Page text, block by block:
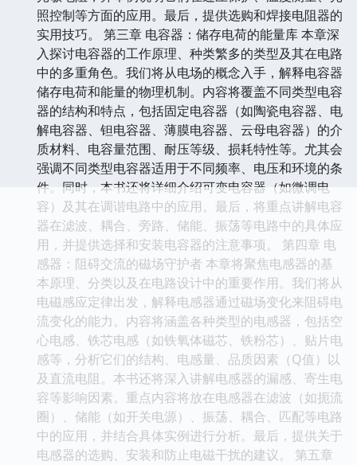
照控制等方面的应用。最后，提供选购和焊接电阻器的
实用技巧。 第三章 电容器：储存电荷的能量库 本章深
入探讨电容器的工作原理、种类繁多的类型及其在电路
中的多重角色。我们将从电场的概念入手，解释电容器
储存电荷和能量的物理机制。内容将覆盖不同类型电容
器的结构和特点，包括固定电容器（如陶瓷电容器、电
解电容器、钽电容器、薄膜电容器、云母电容器）的介
质材料、电容量范围、耐压等级、损耗特性等。尤其会
强调不同类型电容器适用于不同频率、电压和环境的条
件。同时，本书还将详细介绍可变电容器（如微调电
容）及其在调谐电路中的应用。最后，将重点讲解电容
器在滤波、耦合、旁路、储能、振荡等电路中的具体应
用，并提供选择和安装电容器的注意事项。 第四章 电
感器：阻碍交流的磁场守护者 本章将聚焦电感器的基
本原理、分类以及在电路设计中的重要作用。我们将从
电磁感应定律出发，解释电感器通过磁场变化来阻碍电
流变化的能力。内容将涵盖各种类型的电感器，包括空
心电感、铁芯电感（如铁氧体磁芯、铁粉芯）、贴片电
感等，分析它们的结构、电感量、品质因素（Q值）以
及直流电阻。本书还将深入讲解电感器的漏感、寄生电
容等影响因素。重点内容将放在电感器在滤波（如扼流
圈）、储能（如开关电源）、振荡、耦合、匹配等电路
中的应用，并结合具体实例进行分析。最后，提供关于
电感器的选购、安装和防止电磁干扰的建议。 第五章